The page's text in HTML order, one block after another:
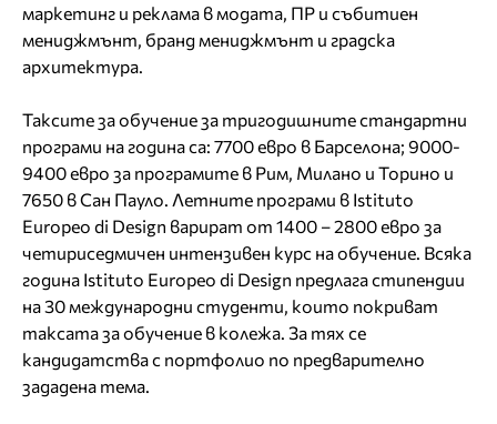
маркетинг и реклама в модата, ПР и събитиен
мениджмънт, бранд мениджмънт и градска
архитектура.
Таксите за обучение за тригодишните стандартни
програми на година са: 7700 евро в Барселона; 9000-
9400 евро за програмите в Рим, Милано и Торино и
7650 в Сан Пауло. Летните програми в Istituto
Europeo di Design варират от 1400 – 2800 евро за
четириседмичен интензивен курс на обучение. Всяка
година Istituto Europeo di Design предлага стипендии
на 30 международни студенти, които покриват
таксата за обучение в колежа. За тях се
кандидатства с портфолио по предварително
зададена тема.